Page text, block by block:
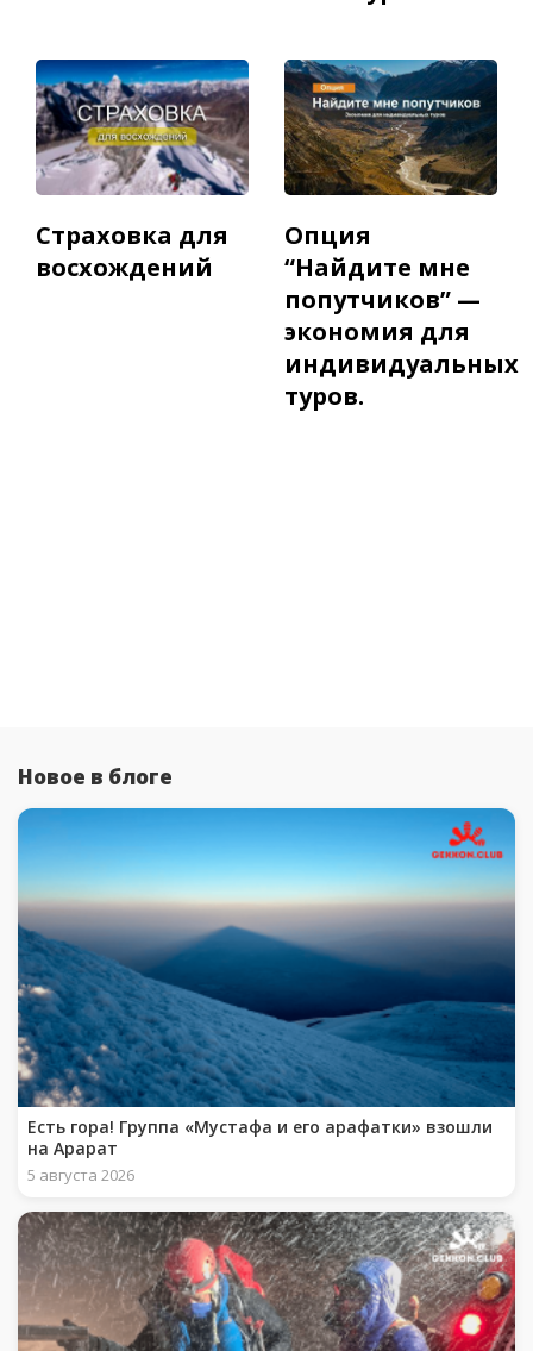
Страховка для
восхождений
Опция
“Найдите мне
попутчиков” —
экономия для
индивидуальных
туров.
Новое в блоге
Есть гора! Группа «Мустафа и его арафатки» взошли
на Арарат
5 августа 2026